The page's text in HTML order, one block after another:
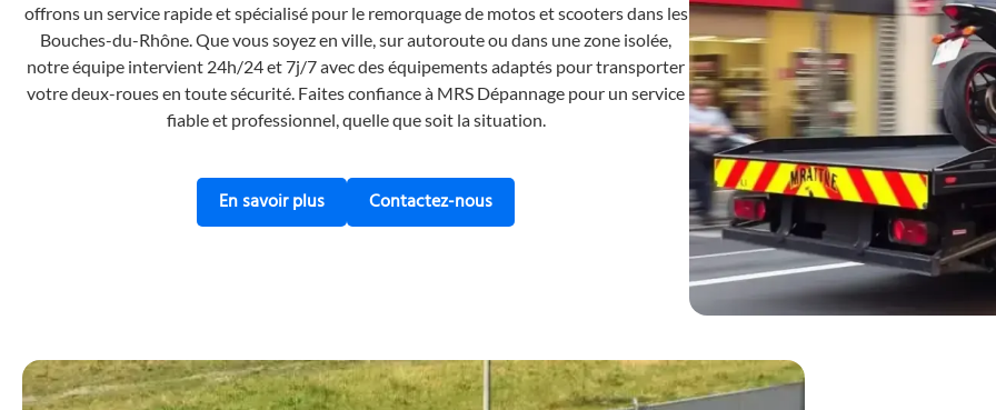
offrons un service rapide et spécialisé pour le remorquage de motos et scooters dans les
Bouches-du-Rhône. Que vous soyez en ville, sur autoroute ou dans une zone isolée,
notre équipe intervient 24h/24 et 7j/7 avec des équipements adaptés pour transporter
votre deux-roues en toute sécurité. Faites confiance à MRS Dépannage pour un service
fiable et professionnel, quelle que soit la situation.
En savoir plusEn savoir plus sur le remorquage de motos et scooters par MRS Dépannage
Contactez-nousContactez MRS Dépannage pour obtenir de l’aide ou des